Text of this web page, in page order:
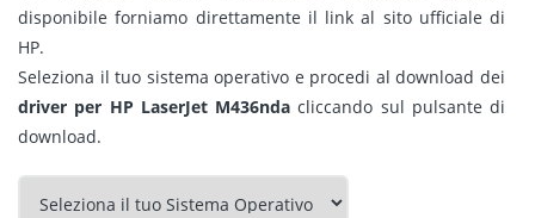
disponibile forniamo direttamente il link al sito ufficiale di
HP.
Seleziona il tuo sistema operativo e procedi al download dei
driver per HP LaserJet M436nda cliccando sul pulsante di
download.